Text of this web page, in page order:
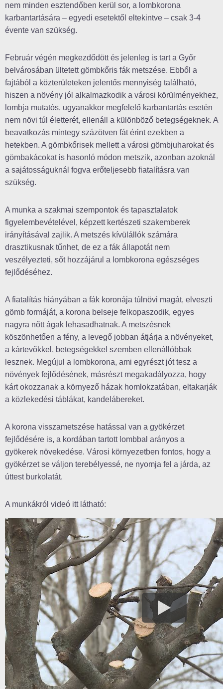
nem minden esztendőben kerül sor, a lombkorona
karbantartására – egyedi esetektől eltekintve – csak 3-4
évente van szükség.
Február végén megkezdődött és jelenleg is tart a Győr
belvárosában ültetett gömbkőris fák metszése. Ebből a
fajtából a közterületeken jelentős mennyiség található,
hiszen a növény jól alkalmazkodik a városi körülményekhez,
lombja mutatós, ugyanakkor megfelelő karbantartás esetén
nem növi túl életterét, ellenáll a különböző betegségeknek. A
beavatkozás mintegy százötven fát érint ezekben a
hetekben. A gömbkőrisek mellett a városi gömbjuharokat és
gömbakácokat is hasonló módon metszik, azonban azoknál
a sajátosságuknál fogva erőteljesebb fiatalításra van
szükség.
A munka a szakmai szempontok és tapasztalatok
figyelembevételével, képzett kertészeti szakemberek
irányításával zajlik. A metszés kívülállók számára
drasztikusnak tűnhet, de ez a fák állapotát nem
veszélyezteti, sőt hozzájárul a lombkorona egészséges
fejlődéséhez.
A fiatalítás hiányában a fák koronája túlnövi magát, elveszti
gömb formáját, a korona belseje felkopaszodik, egyes
nagyra nőtt ágak lehasadhatnak. A metszésnek
köszönhetően a fény, a levegő jobban átjárja a növényeket,
a kártevőkkel, betegségekkel szemben ellenállóbbak
lesznek. Megújul a lombkorona, ami egyrészt jót tesz a
növények fejlődésének, másrészt megakadályozza, hogy
kárt okozzanak a környező házak homlokzatában, eltakarják
a közlekedési táblákat, kandelábereket.
A korona visszametszése hatással van a gyökérzet
fejlődésére is, a kordában tartott lombbal arányos a
gyökerek növekedése. Városi környezetben fontos, hogy a
gyökérzet se váljon terebélyessé, ne nyomja fel a járda, az
úttest burkolatát.
A munkákról videó itt látható: